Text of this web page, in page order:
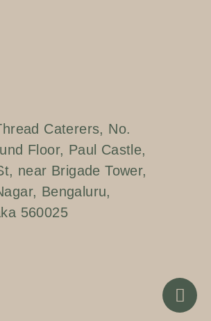
Caterers, No.
Floor, Paul Castle,
near Brigade Tower,
Bengaluru,
560025